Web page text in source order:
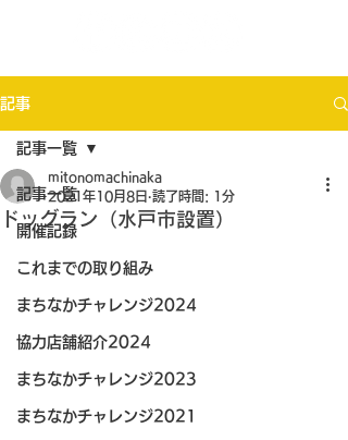
記事
記事一覧
開催記録
これまでの取り組み
まちなかチャレンジ2024
協力店舗紹介2024
まちなかチャレンジ2023
まちなかチャレンジ2021
記事一覧
ドッグラン（水戸市設置）
mitonomachinaka
2021年10月8日 読了時間: 1分